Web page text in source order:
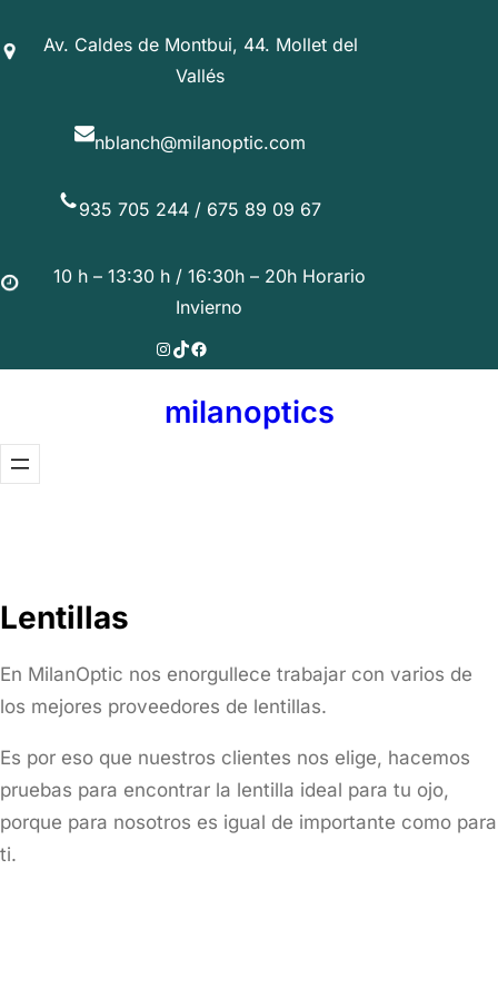
al
Av. Caldes de Montbui, 44. Mollet del
Vallés
nblanch@milanoptic.com
935 705 244 / 675 89 09 67
10 h – 13:30 h / 16:30h – 20h Horario
Invierno
Instagram
TikTok
Facebook
milanoptics
Lentillas
En MilanOptic nos enorgullece trabajar con varios de
los mejores proveedores de lentillas.
Es por eso que nuestros clientes nos elige, hacemos
pruebas para encontrar la lentilla ideal para tu ojo,
porque para nosotros es igual de importante como para
ti.